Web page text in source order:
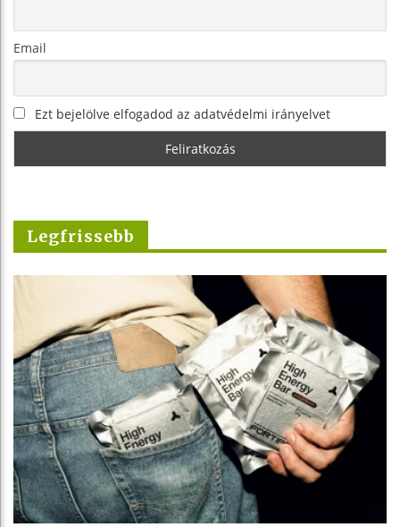
Email
Ezt bejelölve elfogadod az adatvédelmi irányelvet
Legfrissebb